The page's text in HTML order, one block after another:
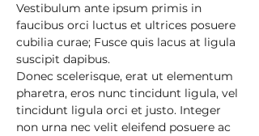
Vestibulum ante ipsum primis in
faucibus orci luctus et ultrices posuere
cubilia curae; Fusce quis lacus at ligula
suscipit dapibus.
Donec scelerisque, erat ut elementum
pharetra, eros nunc tincidunt ligula, vel
tincidunt ligula orci et justo. Integer
non urna nec velit eleifend posuere ac